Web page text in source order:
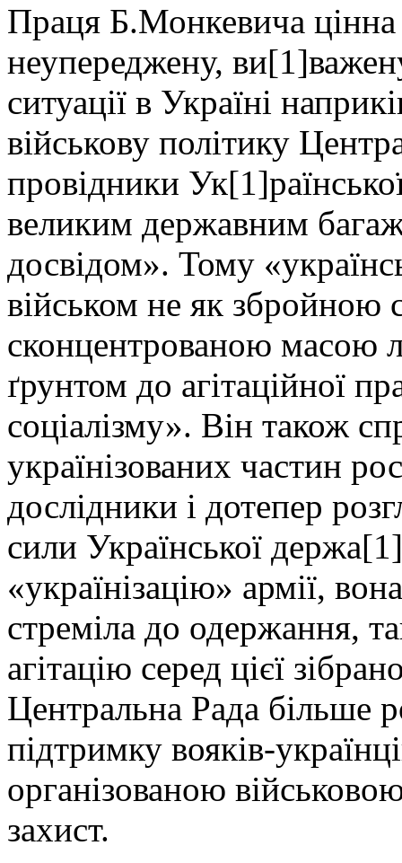
Праця Б.Монкевича цінна
неупереджену,
ситуації в Україні
військову політику
провідники
великим державним
досвідом». Тому
військом не як
сконцентрованою масою
ґрунтом до агітаційної
соціалізму». Він також
українізованих частин
дослідники і дотепер
сили Української
«українізацію» армії,
стреміла до одержання,
агітацію серед цієї
Центральна Рада більше
підтримку вояків-
організованою
захист.